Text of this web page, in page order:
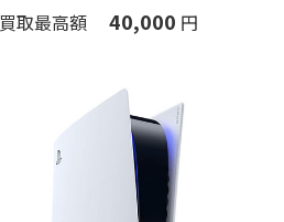
買取最高額 40,000 円